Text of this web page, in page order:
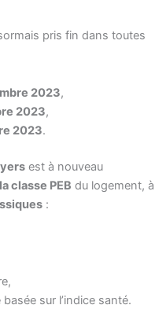
pris fin dans toutes
2023,
2023,
2023.
est à nouveau
la classe PEB du logement, à
:
sur l’indice santé.